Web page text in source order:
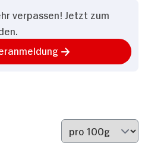
verpassen! Jetzt zum